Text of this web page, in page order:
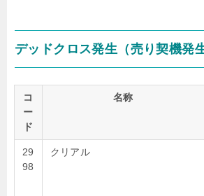
デッドクロス発生（売り契機発生
コ
ー
ド
名称
29
98
クリアル